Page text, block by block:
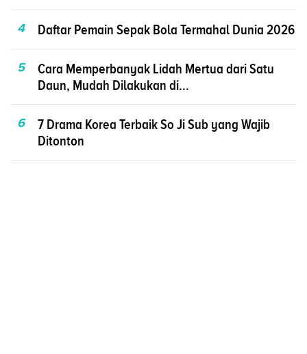
4 Daftar Pemain Sepak Bola Termahal Dunia 2026
5
Cara Memperbanyak Lidah Mertua dari Satu
Daun, Mudah Dilakukan di...
6
7 Drama Korea Terbaik So Ji Sub yang Wajib
Ditonton